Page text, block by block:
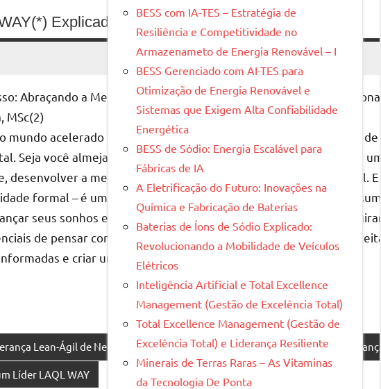
e Culpa: Efetividade e Consequências
Conheça a efetividade e as consequências de liderar
alcançar metas comuns. A maneira como os líderes escolhem
que frequentemente emergem são liderar com ICET WAY por
que podem ter nas equipes e organizações.
Liderança Pessoal Sustentável Liderança Sustentável Liderar LAQL WAY
Explicado: Sustentável, Inteligente e Inovador
Abraçando a Mentalidade de Liderança LAQL WAY para
MSc(2)
mundo acelerado e em constante evolução de hoje, a capacidade
Seja você almejando subir na hierarquia de sua empresa, liderar
desenvolver a mentalidade de um líder LAQL WAY é fundamental.
formal – é uma forma de pensar que capacita indivíduos a
seus sonhos e nunca se conformarem com o que são ou
de pensar como um líder LAQL WAY e como você pode
e criar um impacto duradouro em tudo que faz.
Lean-Ágil de Negócios de Qualidade Liderança Inovadora
Líder LAQL WAY
BESS com IA-TES – Estratégia de
Resiliência e Competitividade no
Armazenameto de Energia Renovável – I
BESS Gerenciado com AI-TES para
Otimização de Energia Renovável e
Sistemas que Exigem Alta Confiabilidade
Energética
BESS de Sódio: Energia Escalável para
Fábricas de IA
A Eletrificação do Futuro: Inovações na
Química e Fabricação de Baterias
Baterias de Íons de Sódio Explicado:
Revolucionando a Mobilidade de Veículos
Elétricos
Inteligência Artificial e Total Excellence
Management (Gestão de Excelência Total)
Total Excellence Management (Gestão de
Excelência Total) e Liderança Resiliente
Minerais de Terras Raras – As Vitaminas
da Tecnologia De Ponta